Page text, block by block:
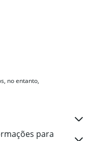
no entanto,
para